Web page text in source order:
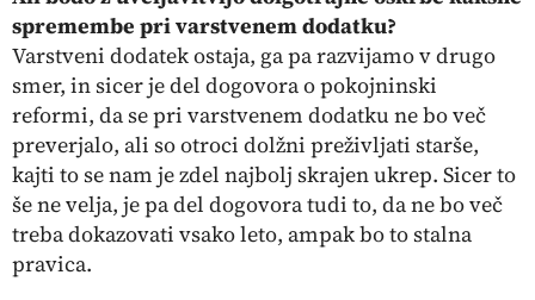
spremembe pri varstvenem dodatku?
Varstveni dodatek ostaja, ga pa razvijamo v drugo
smer, in sicer je del dogovora o pokojninski
reformi, da se pri varstvenem dodatku ne bo več
preverjalo, ali so otroci dolžni preživljati starše,
kajti to se nam je zdel najbolj skrajen ukrep. Sicer to
še ne velja, je pa del dogovora tudi to, da ne bo več
treba dokazovati vsako leto, ampak bo to stalna
pravica.